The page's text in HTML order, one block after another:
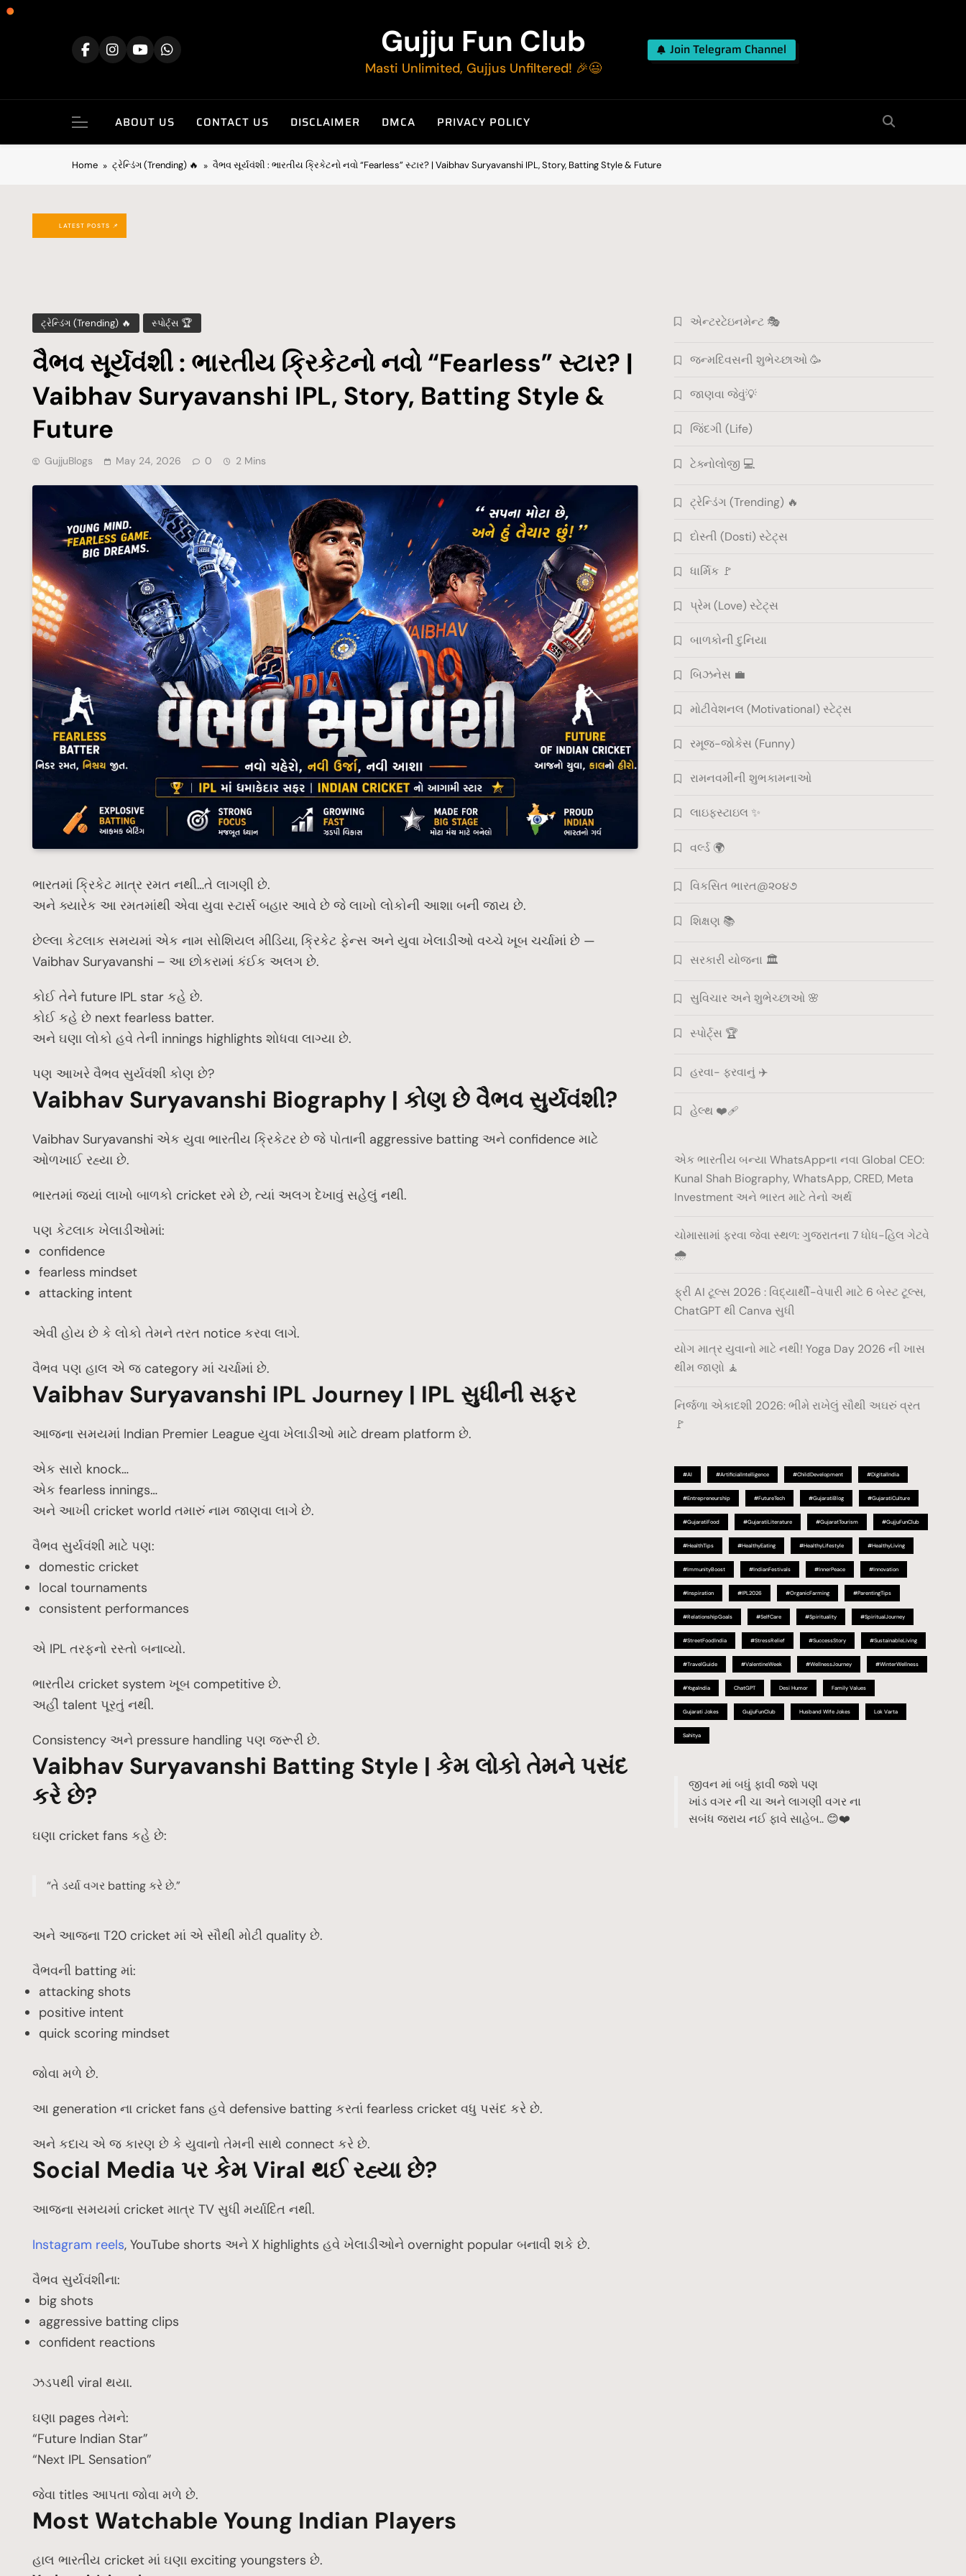
Gujju Fun Club
Masti Unlimited, Gujjus Unfiltered! 🎉😃
Join Telegram Channel
ABOUT US CONTACT US DISCLAIMER DMCA PRIVACY POLICY
Home ટ્રેન્ડિંગ (Trending) 🔥 વૈભવ સૂર્યવંશી : ભારતીય ક્રિકેટનો નવો “Fearless” સ્ટાર? | Vaibhav Suryavanshi IPL, Story, Batting Style & Future
LATEST POSTS 📌
ટ્રેન્ડિંગ (Trending) 🔥 સ્પોર્ટ્સ 🏆
વૈભવ સૂર્યવંશી : ભારતીય ક્રિકેટનો નવો “Fearless” સ્ટાર? |
Vaibhav Suryavanshi IPL, Story, Batting Style &
Future
GujjuBlogs May 24, 2026 0 2 Mins
ભારતમાં ક્રિકેટ માત્ર રમત નથી…તે લાગણી છે.
અને ક્યારેક આ રમતમાંથી એવા યુવા સ્ટાર્સ બહાર આવે છે જે લાખો લોકોની આશા બની જાય છે.
છેલ્લા કેટલાક સમયમાં એક નામ સોશિયલ મીડિયા, ક્રિકેટ ફેન્સ અને યુવા ખેલાડીઓ વચ્ચે ખૂબ ચર્ચામાં છે —
Vaibhav Suryavanshi – આ છોકરામાં કંઈક અલગ છે.
કોઈ તેને future IPL star કહે છે.
કોઈ કહે છે next fearless batter.
અને ઘણા લોકો હવે તેની innings highlights શોધવા લાગ્યા છે.
પણ આખરે વૈભવ સુર્યવંશી કોણ છે?
Vaibhav Suryavanshi Biography | કોણ છે વૈભવ સુર્યવંશી?
Vaibhav Suryavanshi એક યુવા ભારતીય ક્રિકેટર છે જે પોતાની aggressive batting અને confidence માટે
ઓળખાઈ રહ્યા છે.
ભારતમાં જ્યાં લાખો બાળકો cricket રમે છે, ત્યાં અલગ દેખાવું સહેલું નથી.
પણ કેટલાક ખેલાડીઓમાં:
confidence
fearless mindset
attacking intent
એવી હોય છે કે લોકો તેમને તરત notice કરવા લાગે.
વૈભવ પણ હાલ એ જ category માં ચર્ચામાં છે.
Vaibhav Suryavanshi IPL Journey | IPL સુધીની સફર
આજના સમયમાં Indian Premier League યુવા ખેલાડીઓ માટે dream platform છે.
એક સારો knock…
એક fearless innings…
અને આખી cricket world તમારું નામ જાણવા લાગે છે.
વૈભવ સુર્યવંશી માટે પણ:
domestic cricket
local tournaments
consistent performances
એ IPL તરફનો રસ્તો બનાવ્યો.
ભારતીય cricket system ખૂબ competitive છે.
અહીં talent પૂરતું નથી.
Consistency અને pressure handling પણ જરૂરી છે.
Vaibhav Suryavanshi Batting Style | કેમ લોકો તેમને પસંદ
કરે છે?
ઘણા cricket fans કહે છે:
“તે ડર્યા વગર batting કરે છે.”
અને આજના T20 cricket માં એ સૌથી મોટી quality છે.
વૈભવની batting માં:
attacking shots
positive intent
quick scoring mindset
જોવા મળે છે.
આ generation ના cricket fans હવે defensive batting કરતાં fearless cricket વધુ પસંદ કરે છે.
અને કદાચ એ જ કારણ છે કે યુવાનો તેમની સાથે connect કરે છે.
Social Media પર કેમ Viral થઈ રહ્યા છે?
આજના સમયમાં cricket માત્ર TV સુધી મર્યાદિત નથી.
Instagram reels, YouTube shorts અને X highlights હવે ખેલાડીઓને overnight popular બનાવી શકે છે.
વૈભવ સુર્યવંશીના:
big shots
aggressive batting clips
confident reactions
ઝડપથી viral થયા.
ઘણા pages તેમને:
“Future Indian Star”
“Next IPL Sensation”
જેવા titles આપતા જોવા મળે છે.
Most Watchable Young Indian Players
હાલ ભારતીય cricket માં ઘણા exciting youngsters છે.
એન્ટરટેઇનમેન્ટ 🎭
જન્મદિવસની શુભેચ્છાઓ 🥳
જાણવા જેવું💡
જિંદગી (Life)
ટેક્નોલોજી 💻
ટ્રેન્ડિંગ (Trending) 🔥
દોસ્તી (Dosti) સ્ટેટ્સ
ધાર્મિક 🚩
પ્રેમ (Love) સ્ટેટ્સ
બાળકોની દુનિયા
બિઝનેસ 💼
મોટીવેશનલ (Motivational) સ્ટેટ્સ
રમૂજ-જોકેસ (Funny)
રામનવમીની શુભકામનાઓ
લાઇફસ્ટાઇલ ✨
વર્લ્ડ 🌍
વિકસિત ભારત@૨૦૪૭
શિક્ષણ 📚
સરકારી યોજના 🏛️
સુવિચાર અને શુભેચ્છાઓ 🌸
સ્પોર્ટ્સ 🏆
હરવા- ફરવાનું ✈️
હેલ્થ ❤️‍🩹
એક ભારતીય બન્યા WhatsAppના નવા Global CEO:
Kunal Shah Biography, WhatsApp, CRED, Meta
Investment અને ભારત માટે તેનો અર્થ
ચોમાસામાં ફરવા જેવા સ્થળ: ગુજરાતના 7 ધોધ-હિલ ગેટવે
🌧️
ફ્રી AI ટૂલ્સ 2026 : વિદ્યાર્થી-વેપારી માટે 6 બેસ્ટ ટૂલ્સ,
ChatGPT થી Canva સુધી
યોગ માત્ર યુવાનો માટે નથી! Yoga Day 2026 ની ખાસ
થીમ જાણો 🧘
નિર્જળા એકાદશી 2026: ભીમે રાખેલું સૌથી અઘરું વ્રત
🚩
#AI #ArtificialIntelligence #ChildDevelopment #DigitalIndia
#Entrepreneurship #FutureTech #GujaratiBlog #GujaratiCulture
#GujaratiFood #GujaratiLiterature #GujaratTourism #GujjuFunClub
#HealthTips #HealthyEating #HealthyLifestyle #HealthyLiving
#ImmunityBoost #IndianFestivals #InnerPeace #Innovation
#Inspiration #IPL2026 #OrganicFarming #ParentingTips
#RelationshipGoals #SelfCare #Spirituality #SpiritualJourney
#StreetFoodIndia #StressRelief #SuccessStory #SustainableLiving
#TravelGuide #ValentineWeek #WellnessJourney #WinterWellness
#YogaIndia ChatGPT Desi Humor Family Values
Gujarati Jokes GujjuFunClub Husband Wife Jokes Lok Varta
Sahitya
જીવન માં બધું ફાવી જશે પણ
ખાંડ વગર ની ચા અને લાગણી વગર ના
સબંધ જરાય નઈ ફાવે સાહેબ.. 😊❤️